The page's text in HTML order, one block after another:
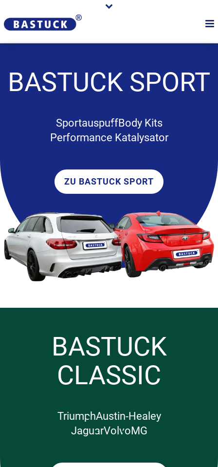
BASTUCK SPORT
SportauspuffBody Kits
Performance Katalysator
ZU BASTUCK SPORT
BASTUCK
CLASSIC
TriumphAustin-Healey
JaguarVolvoMG